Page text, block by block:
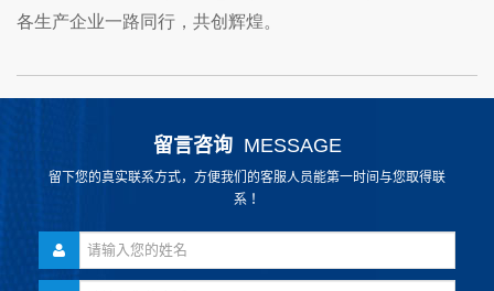
各生产企业一路同行，共创辉煌。
留言咨询 MESSAGE
留下您的真实联系方式，方便我们的客服人员能第一时间与您取得联
系！